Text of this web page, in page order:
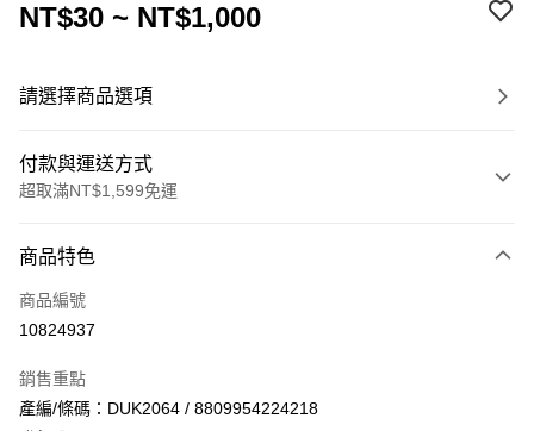
NT$30 ~ NT$1,000
請選擇商品選項
付款與運送方式
超取滿NT$1,599免運
信用卡一次付款
超商取貨付款
Apple Pay
商品特色
商品編號
10824937
銷售重點
產編/條碼：DUK2064 / 8809954224218